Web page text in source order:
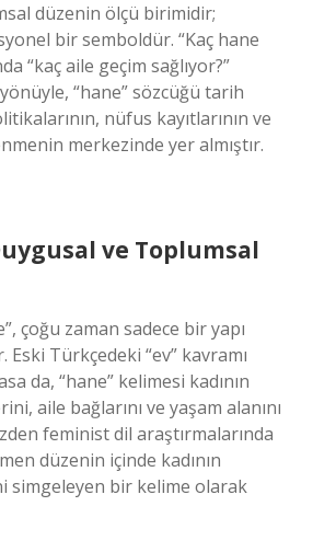
düzenin ölçü birimidir;
bir semboldür. “Kaç hane
“kaç aile geçim sağlıyor?”
yönüyle, “hane” sözcüğü tarih
nüfus kayıtlarının ve
merkezinde yer almıştır.
ve Toplumsal
çoğu zaman sadece bir yapı
Eski Türkçedeki “ev” kavramı
da, “hane” kelimesi kadının
aile bağlarını ve yaşam alanını
feminist dil araştırmalarında
düzenin içinde kadının
simgeleyen bir kelime olarak